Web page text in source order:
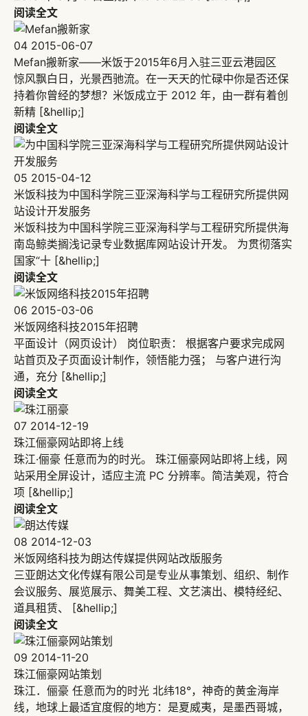
阅读全文
04 2015-06-07
Mefan搬新家——米饭于2015年6月入驻三亚云港园区
惊风飘白日，光景西驰流。在一天天的忙碌中你是否还保
持着你曾经的梦想？米饭成立于 2012 年，由一群有着创
新精 [&hellip;]
阅读全文
05 2015-04-12
米饭科技为中国科学院三亚深海科学与工程研究所提供网
站设计开发服务
米饭科技为中国科学院三亚深海科学与工程研究所提供海
南岛鲸类搁浅记录专业数据库网站设计开发。 为贯彻落实
国家“十 [&hellip;]
阅读全文
06 2015-03-06
米饭网络科技2015年招聘
平面设计（网页设计） 岗位职责： 根据客户要求完成网
站首页及子页面设计制作，领悟能力强； 与客户进行沟
通，充分 [&hellip;]
阅读全文
07 2014-12-19
珠江俪豪网站即将上线
珠江·俪豪 任意而为的时光。 珠江俪豪网站即将上线，网
站采用全屏设计，适应主流 PC 分辨率。简洁美观，符合
项 [&hellip;]
阅读全文
08 2014-12-03
米饭网络科技为朗达传媒提供网站改版服务
三亚朗达文化传媒有限公司是专业从事策划、组织、制作
会议服务、展览展示、舞美工程、文艺演出、模特经纪、
道具租赁、 [&hellip;]
阅读全文
09 2014-11-20
珠江俪豪网站策划
珠江．俪豪 任意而为的时光 北纬18°，神奇的黄金海岸
线，地球上最适宜度假的地方：是夏威夷，是墨西哥城，